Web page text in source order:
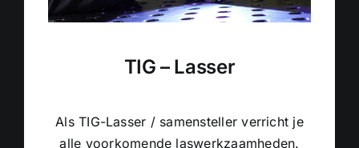
TIG – Lasser
Als TIG-Lasser / samensteller verricht je
alle voorkomende laswerkzaamheden.